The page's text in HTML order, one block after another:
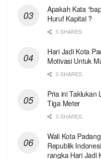
Apakah Kata
Huruf Kapital ?
0 SHARES
Hari Jadi Kota
Motivasi Untuk
0 SHARES
Pria ini Taklukan
Tiga Meter
0 SHARES
Wali Kota
Republik
rangka Hari Jadi